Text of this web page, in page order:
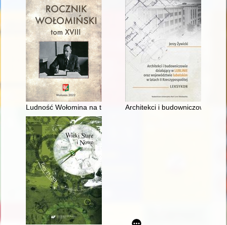
Ludność Wołomina na tle innych miast powiatu wołomińskiego
Architekci i budowniczowie